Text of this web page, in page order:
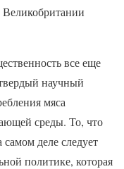
Великобритании
все еще
научный
мяса
среды. То, что
деле следует
политике, которая